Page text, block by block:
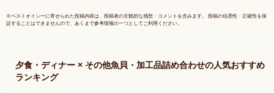
※ベストオイシーに寄せられた投稿内容は、投稿者の主観的な感想・コメントを含みます。 投稿の信憑性・正確性を保
証することはできませんので、あくまで参考情報の一つとしてご利用ください。
夕食・ディナー × その他魚貝・加工品詰め合わせの人気おすすめ
ランキング